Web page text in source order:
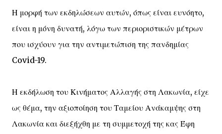
Η μορφή των εκδηλώσεων αυτών, όπως είναι ευνόητο,
είναι η μόνη δυνατή, λόγω των περιοριστικών μέτρων
που ισχύουν για την αντιμετώπιση της πανδημίας
Covid-19.
Η εκδήλωση του Κινήματος Αλλαγής στη Λακωνία, είχε
ως θέμα, την αξιοποίηση του Ταμείου Ανάκαμψης στη
Λακωνία και διεξήχθη με τη συμμετοχή της κας Έφη